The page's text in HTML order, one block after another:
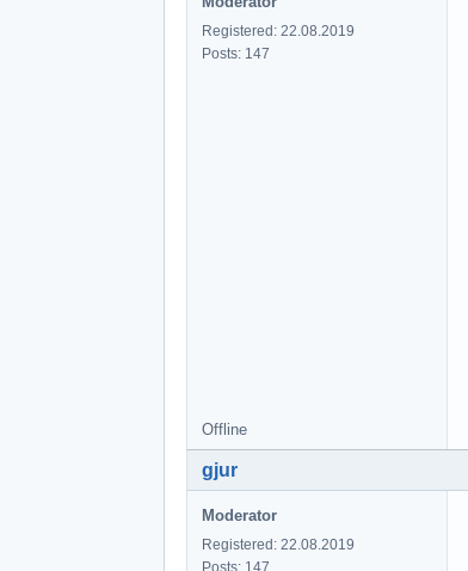
Registered: 22.08.2019
Posts: 147
Offline
gjur
Moderator
Registered: 22.08.2019
Posts: 147